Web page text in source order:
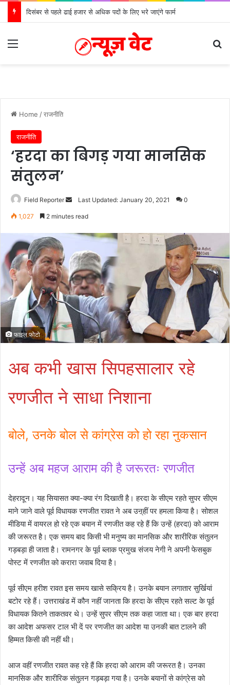
दिसंबर से पहले ढाई हजार से अधिक पदों के लिए भरे जाएंगे फार्म
Menu
Home /राजनीति
राजनीति
‘हरदा का बिगड़ गया मानसिक
संतुलन’
Field Reporter
SendLast Updated: January 20, 2021 0
1,027 2 minutes read
फाइल फोटो
अब कभी खास सिपहसालार रहे
रणजीत ने साधा निशाना
बोले, उनके बोल से कांग्रेस को हो रहा नुकसान
उन्हें अब महज आराम की है जरूरतः रणजीत
देहरादून। यह सियासत क्या-क्या रंग दिखाती है। हरदा के सीएम रहते सुपर सीएम
माने जाने वाले पूर्व विधायक रणजीत रावत ने अब उऩ्हीं पर हमला किया है। सोशल
मीडिया में वायरल हो रहे एक बयान में रणजीत कह रहे हैं कि उन्हें (हरदा) को आराम
की जरूरत है। एक समय बाद किसी भी मनुष्य का मानसिक और शारीरिक संतुलन
गड़बड़ा ही जाता है। रामनगर के पूर्व ब्लाक प्रमुख संजय नेगी ने अपनी फेसबुक
पोस्ट में रणजीत को करारा जवाब दिया है।
पूर्व सीएम हरीश रावत इस समय खासे सक्रिय है। उनके बयान लगातार सुर्खियां
बटोर रहे हैं। उत्तराखंड में कौन नहीं जानता कि हरदा के सीएम रहते सल्ट के पूर्व
विधायक कितने ताकतवर थे। उन्हें सुपर सीएम तक कहा जाता था। एक बार हरदा
का आदेश अफसर टाल भी दें पर रणजीत का आदेश या उनकी बात टालने की
हिम्मत किसी की नहीं थी।
आज वहीं रणजीत रावत कह रहे हैं कि हरदा को आराम की जरूरत है। उनका
मानसिक और शारीरिक संतुलन गड़बड़ा गया है। उनके बयानों से कांग्रेस को